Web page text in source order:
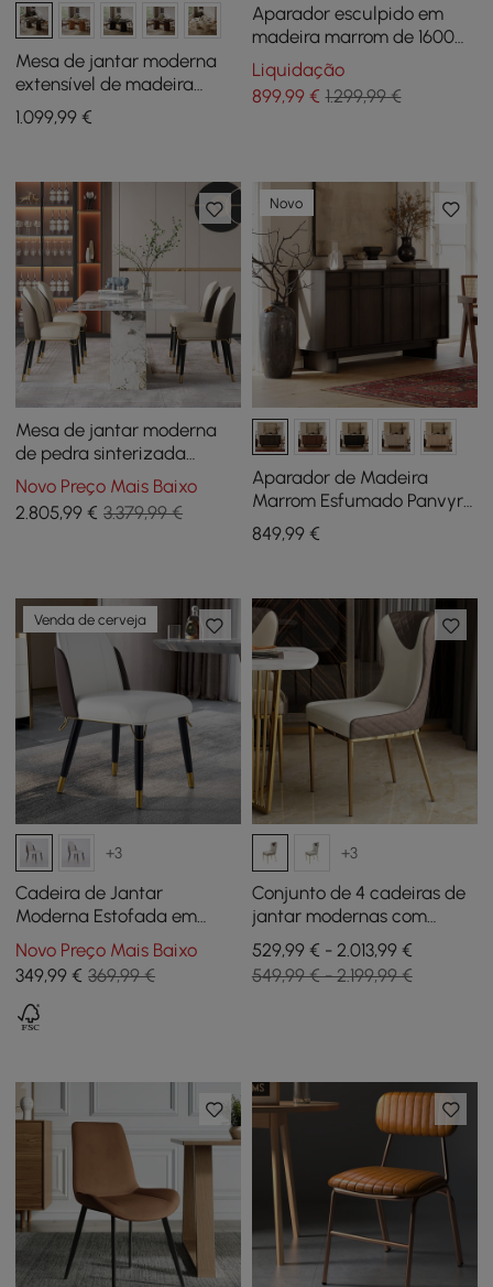
Mesa de jantar moderna
extensível de madeira
marrom esfumaçada de
47"-79" com base
1.099,99 €
Aparador esculpido em
madeira marrom de 1600
mm
Liquidação
899,99€ 1.299,99 €
Mesa de jantar moderna
de pedra sinterizada
retangular de 79
polegadas com 8 cadeiras
em ouro
Novo Preço Mais Baixo
2.805,99 € 3.379,99 €
Novo
Aparador de Madeira
Marrom Esfumado Panvyr
Mid Century de 152cm com
Armazenamento e
849,99€
Venda de cerveja
+3
Cadeira de Jantar
Moderna Estofada em
Couro PU Branco Quente, 2
Peças
Novo Preço Mais Baixo
349,99 € 369,99 €
+3
Conjunto de 4 cadeiras de
jantar modernas com
estofamento em couro PU
branco e marrom
529,99 € - 2.013,99 €
549,99 € - 2.199,99 €